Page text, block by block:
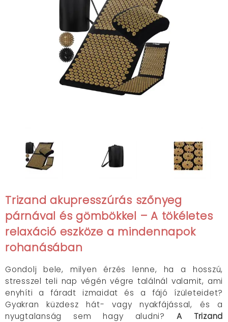
Trizand akupresszúrás szőnyeg
párnával és gömbökkel – A tökéletes
relaxáció eszköze a mindennapok
rohanásában
Gondolj bele, milyen érzés lenne, ha a hosszú,
stresszel teli nap végén végre találnál valamit, ami
enyhíti a fáradt izmaidat és a fájó ízületeidet?
Gyakran küzdesz hát- vagy nyakfájással, és a
nyugtalanság sem hagy aludni? A Trizand